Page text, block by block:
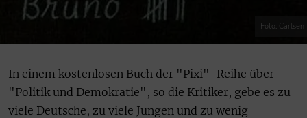
Foto: Carlsen
In einem kostenlosen Buch der "Pixi"-Reihe über
"Politik und Demokratie", so die Kritiker, gebe es zu
viele Deutsche, zu viele Jungen und zu wenig